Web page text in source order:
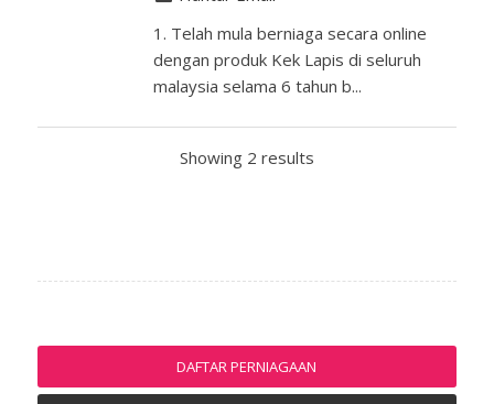
1. Telah mula berniaga secara online
dengan produk Kek Lapis di seluruh
malaysia selama 6 tahun b...
Showing 2 results
DAFTAR PERNIAGAAN